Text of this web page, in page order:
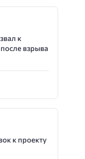
к
взрыва
к проекту